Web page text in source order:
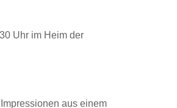
Uhr im Heim der
aus einem